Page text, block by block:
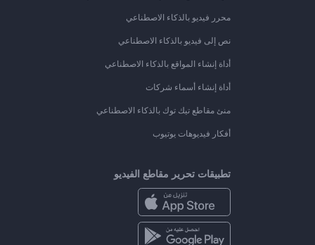
محرر فيديو بالذكاء الاصطناعي
نص إلى فيديو بالذكاء الاصطناعي
أداة إنشاء المواقع بالذكاء الاصطناعي
أداة إنشاء أسماء شركات
منئ مقاطع تيك توك بالذكاء الاصطناعي
أفكار فيديوهات يوتيوب
تطبيقات تحرير مقاطع الفيديو